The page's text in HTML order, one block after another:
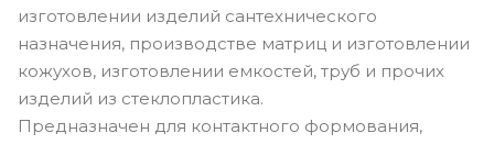
изготовлении изделий сантехнического
назначения, производстве матриц и изготовлении
кожухов, изготовлении емкостей, труб и прочих
изделий из стеклопластика.
Предназначен для контактного формования,